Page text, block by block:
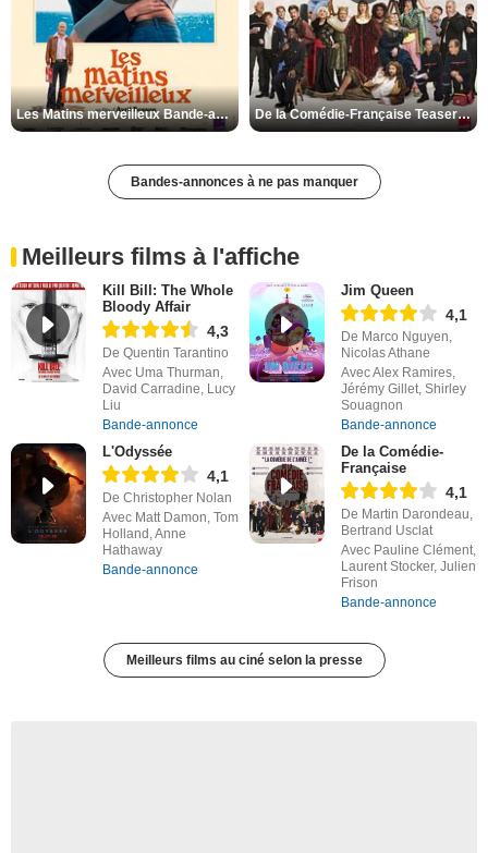
Les Matins merveilleux Bande-annonce VF De la Comédie-Française Teaser VF
Bandes-annonces à ne pas manquer
Meilleurs films à l'affiche
Kill Bill: The Whole
Bloody Affair
4,3
De Quentin Tarantino
Avec Uma Thurman,
David Carradine, Lucy
Liu
Bande-annonce
Jim Queen
4,1
De Marco Nguyen,
Nicolas Athane
Avec Alex Ramires,
Jérémy Gillet, Shirley
Souagnon
Bande-annonce
L'Odyssée
4,1
De Christopher Nolan
Avec Matt Damon, Tom
Holland, Anne
Hathaway
Bande-annonce
De la Comédie-
Française
4,1
De Martin Darondeau,
Bertrand Usclat
Avec Pauline Clément,
Laurent Stocker, Julien
Frison
Bande-annonce
Meilleurs films au ciné selon la presse